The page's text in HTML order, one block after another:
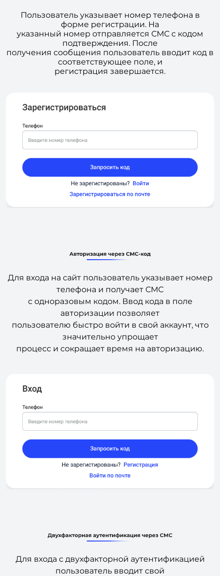
Пользователь указывает номер телефона в
форме регистрации. На
указанный номер отправляется СМС с кодом
подтверждения. После
получения сообщения пользователь вводит код в
соответствующее поле, и
регистрация завершается.
Для входа на сайт пользователь указывает номер
телефона и получает СМС
с одноразовым кодом. Ввод кода в поле
авторизации позволяет
пользователю быстро войти в свой аккаунт, что
значительно упрощает
процесс и сокращает время на авторизацию.
Для входа с двухфакторной аутентификацией
пользователь вводит свой